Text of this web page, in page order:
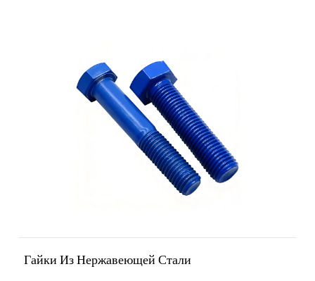
Гайки Из Нержавеющей Стали